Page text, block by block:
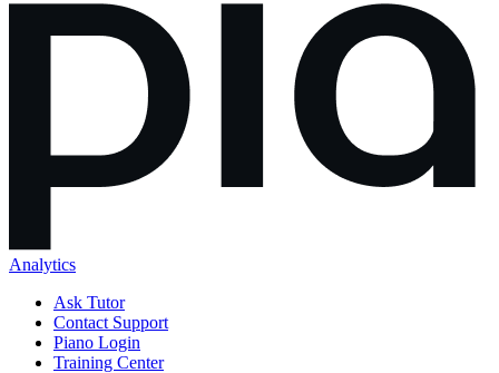
Analytics
Ask Tutor
Contact Support
Piano Login
Training Center